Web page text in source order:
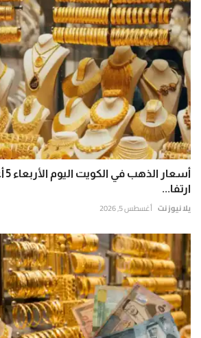
ارتفا...
يلا نيوز نت أغسطس 5, 2026